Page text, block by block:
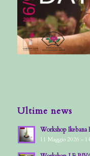
Ultime news
Workshop
11 Maggio 2026 -